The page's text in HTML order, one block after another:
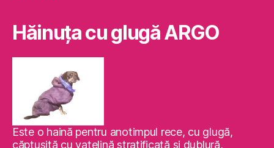
Hăinuţa cu glugă ARGO
Este o haină pentru anotimpul rece, cu glugă,
căptuşită cu vatelină stratificată şi dublură,